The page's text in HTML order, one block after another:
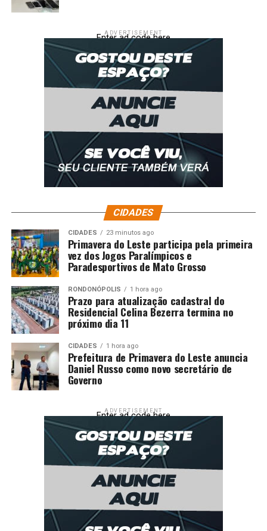
ADVERTISEMENT
Enter ad code here
CIDADES
CIDADES 23 minutos ago
Primavera do Leste participa pela primeira
vez dos Jogos Paralímpicos e
Paradesportivos de Mato Grosso
RONDONÓPOLIS 1 hora ago
Prazo para atualização cadastral do
Residencial Celina Bezerra termina no
próximo dia 11
CIDADES 1 hora ago
Prefeitura de Primavera do Leste anuncia
Daniel Russo como novo secretário de
Governo
ADVERTISEMENT
Enter ad code here